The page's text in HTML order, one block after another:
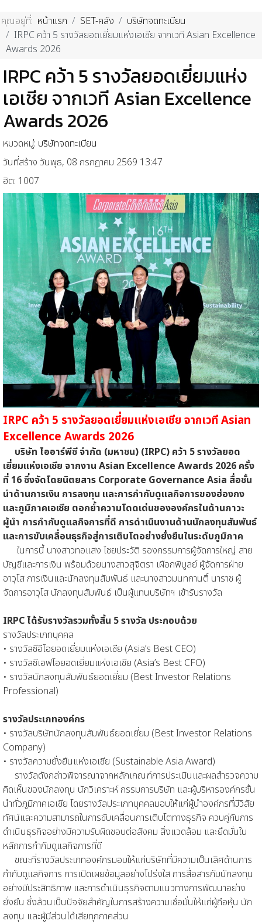
คุณอยู่ที่: หน้าแรก SET-คลัง
บริษัทจดทะเบียน
IRPC คว้า 5 รางวัลยอดเยี่ยมแห่งเอเชีย จากเวที Asian Excellence
Awards 2026
IRPC คว้า 5 รางวัลยอดเยี่ยมแห่ง
เอเชีย จากเวที Asian Excellence
Awards 2026
หมวดหมู่: บริษัทจดทะเบียน
วันที่สร้าง วันพุธ, 08 กรกฎาคม 2569 13:47
ฮิต: 1007
IRPC คว้า 5 รางวัลยอดเยี่ยมแห่งเอเชีย จากเวที Asian
Excellence Awards 2026
บริษัท ไออาร์พีซี จำกัด (มหาชน) (IRPC) คว้า 5 รางวัลยอด
เยี่ยมแห่งเอเชีย จากงาน Asian Excellence Awards 2026 ครั้ง
ที่ 16 ซึ่งจัดโดยนิตยสาร Corporate Governance Asia สื่อชั้น
นำด้านการเงิน การลงทุน และการกำกับดูแลกิจการของฮ่องกง
และภูมิภาคเอเชีย ตอกย้ำความโดดเด่นขององค์กรในด้านภาวะ
ผู้นำ การกำกับดูแลกิจการที่ดี การดำเนินงานด้านนักลงทุนสัมพันธ์
และการขับเคลื่อนธุรกิจสู่การเติบโตอย่างยั่งยืนในระดับภูมิภาค
ในการนี้ นางสาวทอแสง ไชยประวัติ รองกรรมการผู้จัดการใหญ่ สาย
บัญชีและการเงิน พร้อมด้วยนางสาวสุจิตรา เผือกพิบูลย์ ผู้จัดการฝ่าย
อาวุโส การเงินและนักลงทุนสัมพันธ์ และนางสาวมนทกานติ์ นาราช ผู้
จัดการอาวุโส นักลงทุนสัมพันธ์ เป็นผู้แทนบริษัทฯ เข้ารับรางวัล
IRPC ได้รับรางวัลรวมทั้งสิ้น 5 รางวัล ประกอบด้วย
รางวัลประเภทบุคคล
• รางวัลซีอีโอยอดเยี่ยมแห่งเอเชีย (Asia’s Best CEO)
• รางวัลซีเอฟโอยอดเยี่ยมแห่งเอเชีย (Asia’s Best CFO)
• รางวัลนักลงทุนสัมพันธ์ยอดเยี่ยม (Best Investor Relations
Professional)
รางวัลประเภทองค์กร
• รางวัลบริษัทนักลงทุนสัมพันธ์ยอดเยี่ยม (Best Investor Relations
Company)
• รางวัลความยั่งยืนแห่งเอเชีย (Sustainable Asia Award)
รางวัลดังกล่าวพิจารณาจากหลักเกณฑ์การประเมินและผลสำรวจความ
คิดเห็นของนักลงทุน นักวิเคราะห์ กรรมการบริษัท และผู้บริหารองค์กรชั้น
นำทั่วภูมิภาคเอเชีย โดยรางวัลประเภทบุคคลมอบให้แก่ผู้นำองค์กรที่มีวิสัย
ทัศน์และความสามารถในการขับเคลื่อนการเติบโตทางธุรกิจ ควบคู่กับการ
ดำเนินธุรกิจอย่างมีความรับผิดชอบต่อสังคม สิ่งแวดล้อม และยึดมั่นใน
หลักการกำกับดูแลกิจการที่ดี
ขณะที่รางวัลประเภทองค์กรมอบให้แก่บริษัทที่มีความเป็นเลิศด้านการ
กำกับดูแลกิจการ การเปิดเผยข้อมูลอย่างโปร่งใส การสื่อสารกับนักลงทุน
อย่างมีประสิทธิภาพ และการดำเนินธุรกิจตามแนวทางการพัฒนาอย่าง
ยั่งยืน ซึ่งล้วนเป็นปัจจัยสำคัญในการสร้างความเชื่อมั่นให้แก่ผู้ถือหุ้น นัก
ลงทุน และผู้มีส่วนได้เสียทุกภาคส่วน